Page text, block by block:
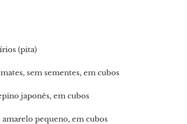
(pita)
sem sementes, em cubos
japonês, em cubos
amarelo pequeno, em cubos